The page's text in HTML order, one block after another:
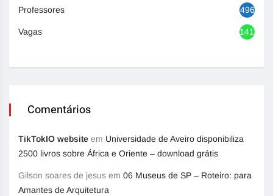
Professores 496
Vagas 1418
Comentários
TikTokIO website em Universidade de Aveiro disponibiliza
2500 livros sobre África e Oriente – download grátis
Gilson soares de jesus em 06 Museus de SP – Roteiro: para
Amantes de Arquitetura